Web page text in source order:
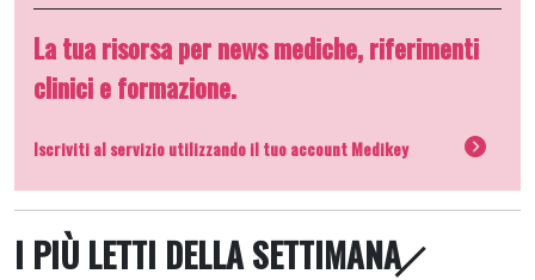
La tua risorsa per news mediche, riferimenti
clinici e formazione.
Iscriviti al servizio utilizzando il tuo account Medikey
I PIÙ LETTI DELLA SETTIMANA